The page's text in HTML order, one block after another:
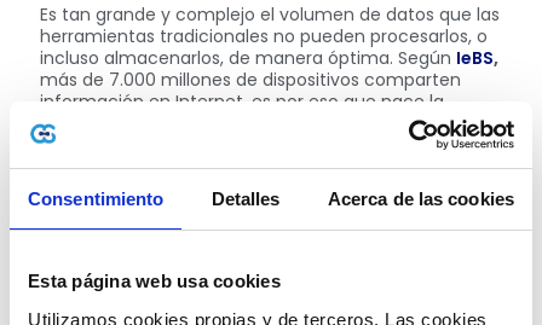
Consentimiento Detalles Acerca de las cookies
Esta página web usa cookies
Utilizamos cookies propias y de terceros. Las cookies
Es tan grande y complejo el volumen de datos que las
herramientas tradicionales no pueden procesarlos, o
incluso almacenarlos, de manera óptima. Según IeBS,
más de 7.000 millones de dispositivos comparten
información en Internet, es por eso que nace la
necesidad de
Mencionábamos con anterioridad los niveles tan
Para ello se crearon bases de
especializadas, por medio de las cuales se logró